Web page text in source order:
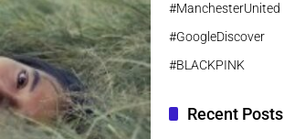
#ManchesterUnited
#GoogleDiscover
#BLACKPINK
Recent Posts